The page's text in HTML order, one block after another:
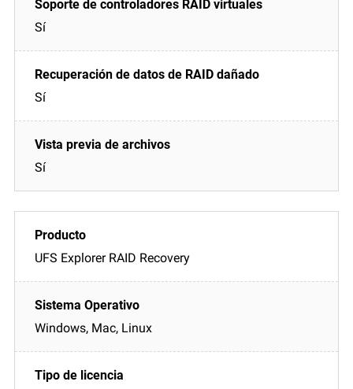
Sí
Sí
Sí
UFS Explorer RAID Recovery
Windows, Mac, Linux